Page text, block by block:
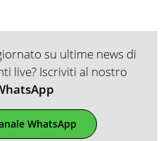
su ultime news di
live? Iscriviti al nostro
WhatsApp